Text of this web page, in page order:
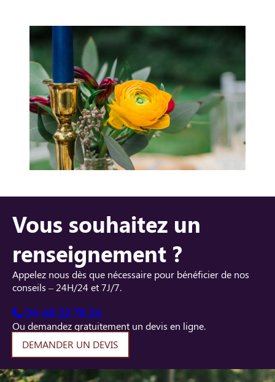
Vous souhaitez un
renseignement ?
Appelez nous dès que nécessaire pour bénéficier de nos
conseils – 24H/24 et 7J/7.
04 68 22 78 26
Ou demandez gratuitement un devis en ligne.
DEMANDER UN DEVIS